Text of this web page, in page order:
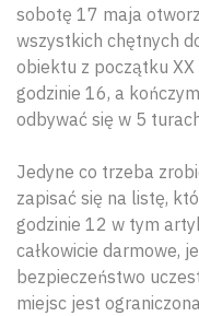
sobotę 17 maja
wszystkich chętnych
obiektu z początku
godzinie 16, a
odbywać się w 5
Jedyne co trzeba
zapisać się na listę,
godzinie 12 w tym
całkowicie darmowe,
bezpieczeństwo
miejsc jest